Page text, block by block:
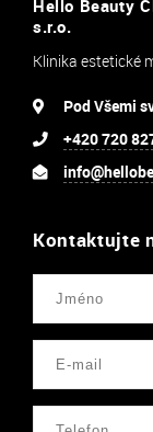
Hello Beauty
s.r.o.
Klinika estetické
Pod Všemi
+420 720
Kontaktujte